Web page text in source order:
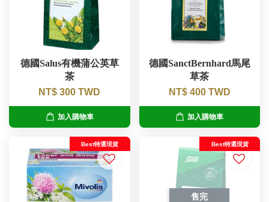
德國Salus有機蒲公英草
茶
NT$ 300 TWD
加入購物車
德國SanctBernhard馬尾
草茶
NT$ 400 TWD
加入購物車
Best特選現貨
售完
Best特選現貨